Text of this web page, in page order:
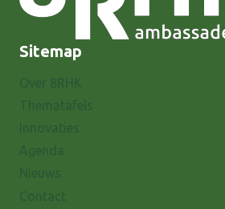
Sitemap